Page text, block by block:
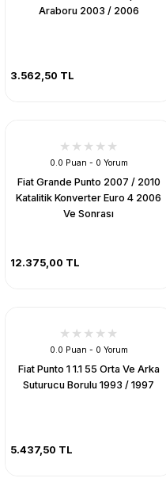
Araboru 2003 / 2006
3.562,50 TL
0.0 Puan - 0 Yorum
Fiat Grande Punto 2007 / 2010
Katalitik Konverter Euro 4 2006
Ve Sonrası
12.375,00 TL
0.0 Puan - 0 Yorum
Fiat Punto 1 1.1 55 Orta Ve Arka
Suturucu Borulu 1993 / 1997
5.437,50 TL